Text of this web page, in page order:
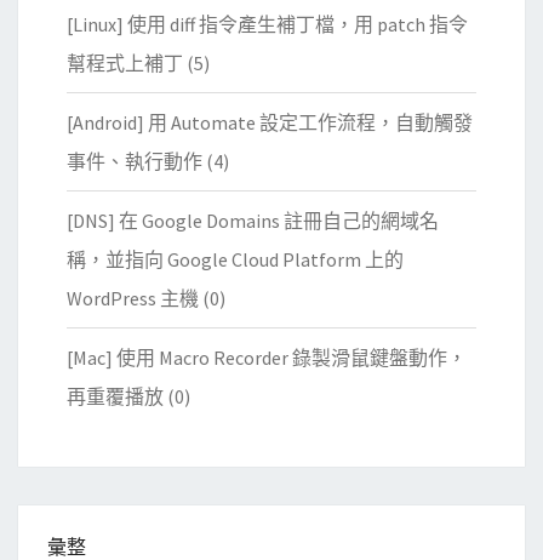
[Linux] 使用 diff 指令產生補丁檔，用 patch 指令
幫程式上補丁 (5)
[Android] 用 Automate 設定工作流程，自動觸發
事件、執行動作 (4)
[DNS] 在 Google Domains 註冊自己的網域名
稱，並指向 Google Cloud Platform 上的
WordPress 主機 (0)
[Mac] 使用 Macro Recorder 錄製滑鼠鍵盤動作，
再重覆播放 (0)
彙整